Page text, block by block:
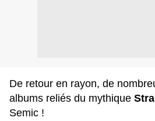
De retour en rayon, de
albums reliés du mythique
Semic !